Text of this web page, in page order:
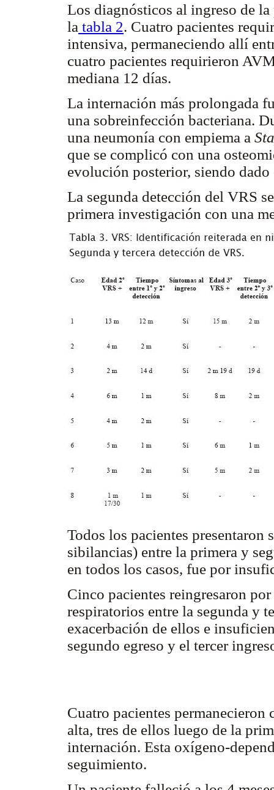
Los diagnósticos al ingreso de
la tabla 2. Cuatro pacientes
intensiva, permaneciendo allí
cuatro pacientes requirieron
mediana 12 días.
La internación más prolongada
una sobreinfección bacteriana.
una neumonía con empiema a
que se complicó con una
evolución posterior, siendo
La segunda detección del VRS
primera investigación con una
Todos los pacientes
sibilancias) entre la primera y
en todos los casos, fue por
Cinco pacientes reingresaron
respiratorios entre la segunda y
exacerbación de ellos e
segundo egreso y el tercer
Cuatro pacientes
alta, tres de ellos luego de la
internación. Esta oxígeno-
seguimiento.